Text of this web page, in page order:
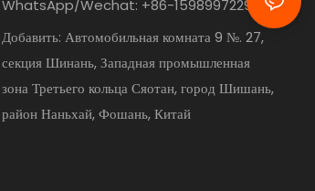
WhatsApp/Wechat: +86-15989972295
Добавить: Автомобильная комната 9 №. 27,
секция Шинань, Западная промышленная
зона Третьего кольца Сяотан, город Шишань,
район Наньхай, Фошань, Китай